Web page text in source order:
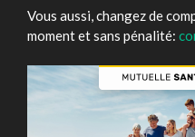
Vous aussi, changez de
moment et sans pénalité: